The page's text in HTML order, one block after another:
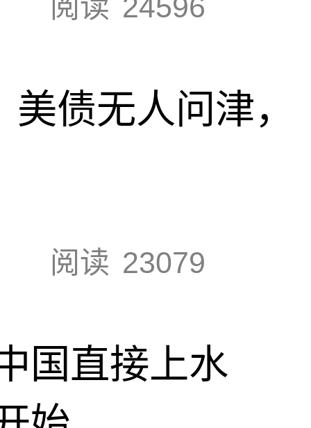
阅读 24596
债无人问津，
阅读 23079
国直接上水